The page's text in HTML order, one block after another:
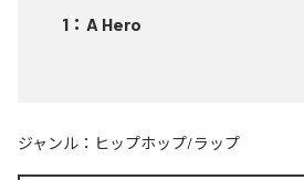
1 ： A Hero
ジャンル： ヒップホップ/ラップ